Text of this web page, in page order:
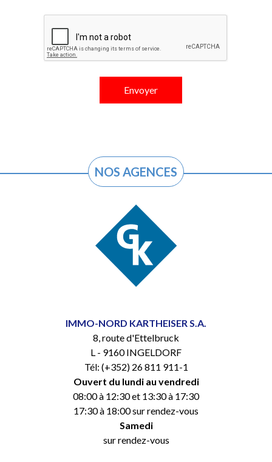
NOS AGENCES
IMMO-NORD KARTHEISER S.A.
8, route d'Ettelbruck
L - 9160 INGELDORF
Tél: (+352) 26 811 911-1
Ouvert du lundi au vendredi
08:00 à 12:30 et 13:30 à 17:30
17:30 à 18:00 sur rendez-vous
Samedi
sur rendez-vous